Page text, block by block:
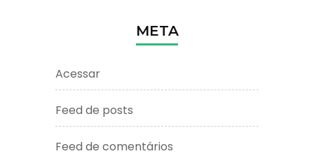
META
Acessar
Feed de posts
Feed de comentários